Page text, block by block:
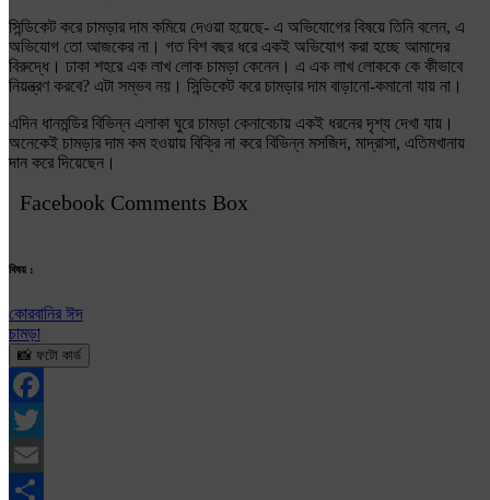
সিন্ডিকেট করে চামড়ার দাম কমিয়ে দেওয়া হয়েছে- এ অভিযোগের বিষয়ে তিনি বলেন, এ
অভিযোগ তো আজকের না। গত বিশ বছর ধরে একই অভিযোগ করা হচ্ছে আমাদের
বিরুদ্ধে। ঢাকা শহরে এক লাখ লোক চামড়া কেনেন। এ এক লাখ লোককে কে কীভাবে
নিয়ন্ত্রণ করবে? এটা সম্ভব নয়। সিন্ডিকেট করে চামড়ার দাম বাড়ানো-কমানো যায় না।
এদিন ধানমন্ডির বিভিন্ন এলাকা ঘুরে চামড়া কেনাবেচায় একই ধরনের দৃশ্য দেখা যায়।
অনেকেই চামড়ার দাম কম হওয়ায় বিক্রি না করে বিভিন্ন মসজিদ, মাদ্রাসা, এতিমখানায়
দান করে দিয়েছেন।
Facebook Comments Box
বিষয় :
কোরবানির ঈদ
চামড়া
📸 ফটো কার্ড
Facebook
Twitter
Email